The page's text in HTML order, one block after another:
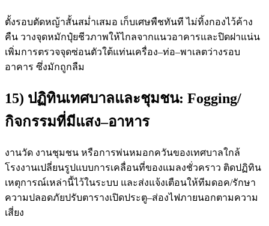
ตั้งรอบตัดหญ้าสั้นสม่ำเสมอ เก็บเศษพืชทันที ไม่ทิ้งกองไว้ค้าง
คืน วางจุดหมักปุ๋ยชีวภาพให้ไกลจากแนวอาคารและปิดฝาแน่น
เพิ่มการตรวจจุดซ่อนตัวใต้แท่นเครื่อง–ท่อ–พาเลตว่างรอบ
อาคาร ซึ่งมักถูกลืม
15) ปฏิทินเทศบาลและชุมชน: Fogging/
กิจกรรมที่มีแสง–อาหาร
งานวัด งานชุมชน หรือการพ่นหมอกควันของเทศบาลใกล้
โรงงานเปลี่ยนรูปแบบการเคลื่อนที่ของแมลงชั่วคราว ติดปฏิทิน
เหตุการณ์เหล่านี้ไว้ในระบบ และส่งแจ้งเตือนให้ทีมดอค/รักษา
ความปลอดภัยปรับตารางเปิดประตู–ส่องไฟภายนอกตามความ
เสี่ยง